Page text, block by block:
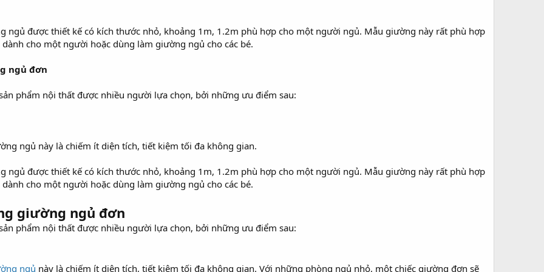
ngủ được thiết kế có kích thước nhỏ, khoảng 1m, 1.2m phù hợp cho một người ngủ. Mẫu giường này rất phù hợp
cho một người hoặc dùng làm giường ngủ cho các bé.
ngủ đơn
phẩm nội thất được nhiều người lựa chọn, bởi những ưu điểm sau:
ngủ này là chiếm ít diện tích, tiết kiệm tối đa không gian.
ngủ được thiết kế có kích thước nhỏ, khoảng 1m, 1.2m phù hợp cho một người ngủ. Mẫu giường này rất phù hợp
cho một người hoặc dùng làm giường ngủ cho các bé.
giường ngủ đơn
phẩm nội thất được nhiều người lựa chọn, bởi những ưu điểm sau:
ngủ này là chiếm ít diện tích, tiết kiệm tối đa không gian. Với những phòng ngủ nhỏ, một chiếc giường đơn sẽ